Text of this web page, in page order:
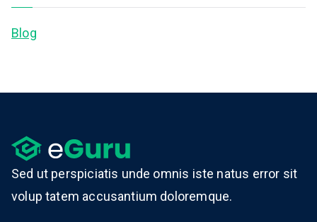
Blog
Sed ut perspiciatis unde omnis iste natus error sit
volup tatem accusantium doloremque.